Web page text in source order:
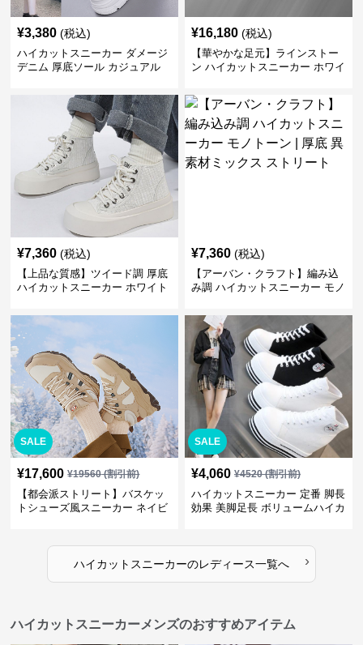
¥3,380 (税込)
ハイカットスニーカー ダメージ
デニム 厚底ソール カジュアル
かわいい 学校 日常使い 履きや
¥16,180 (税込)
【華やかな足元】ラインストー
ン ハイカットスニーカー ホワイ
ボン
¥7,360 (税込)
【上品な質感】ツイード調 厚底
ハイカットスニーカー ホワイト
ビ クラシック
¥7,360 (税込)
【アーバン・クラフト】編み込
み調 ハイカットスニーカー モノ
トリート
SALE
¥17,600 ¥19560(割引前)
【都会派ストリート】バスケッ
トシューズ風スニーカー ネイビ
SALE
¥4,060 ¥4520(割引前)
ハイカットスニーカー 定番 脚長
効果 美脚足長 ボリュームハイカ
かわいい
ハイカットスニーカーのレディース一覧へ ›
ハイカットスニーカーメンズのおすすめアイテム